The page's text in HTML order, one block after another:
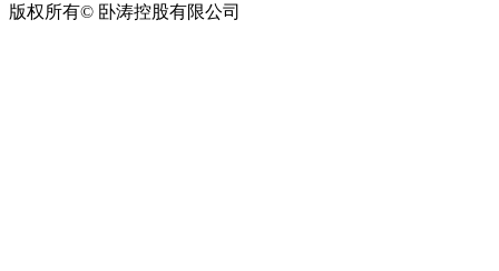
版权所有© 卧涛控股有限公司